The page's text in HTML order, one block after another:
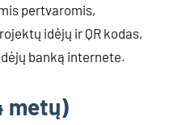
pertvaromis,
idėjų ir QR kodas,
banką internete.
metų)